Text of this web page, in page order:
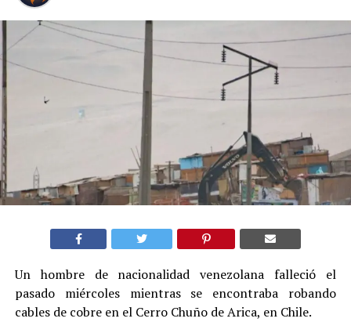
Un hombre de nacionalidad venezolana falleció el
pasado miércoles mientras se encontraba robando
cables de cobre en el Cerro Chuño de Arica, en Chile.